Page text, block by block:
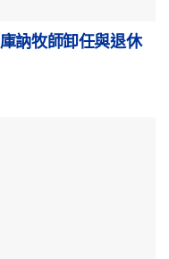
訥牧師卸任與退休